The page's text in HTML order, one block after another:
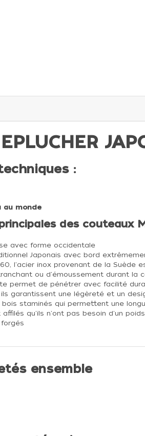
:
au monde
des couteaux
avec forme occidentale
Japonais avec bord
l'acier inox provenant de la Suède
ou d'émoussement durant la
permet de pénétrer avec facilité
garantissent une légèreté et un
staminés qui permettent une
qu'ils n'ont pas besoin d'un
ensemble